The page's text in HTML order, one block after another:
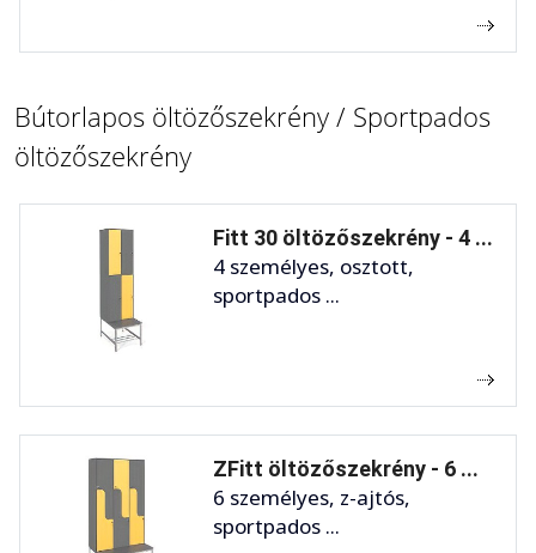
Bútorlapos öltözőszekrény / Sportpados
öltözőszekrény
Fitt 30 öltözőszekrény - 4 ...
4 személyes, osztott,
sportpados ...
ZFitt öltözőszekrény - 6 ...
6 személyes, z-ajtós,
sportpados ...